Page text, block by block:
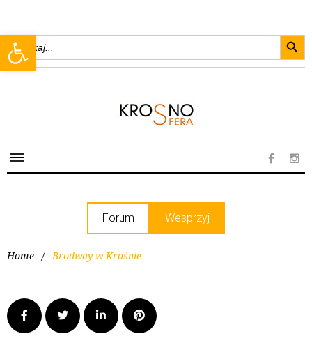
Open toolbar
Search
for:
Forum Wesprzyj
Home / Brodway w Krośnie